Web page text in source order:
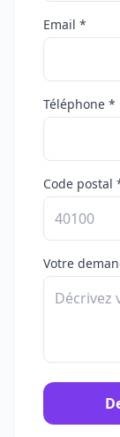
Email *
Téléphone *
Code postal
Votre